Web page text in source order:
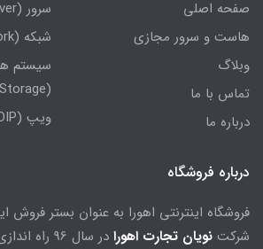
صفحه اصلی
هاست و سرور مجازی
وبلاگ
تماس با ما
درباره ما
سرور (Server)
شبکه (Network)
سیستم
(Storage)
ویپ (VOIP)
درباره فروشگاه
فروشگاه اینترنتی اهورا به عنوان بستر فروش
شرکت نویان تجارت اهورا
در سال 96